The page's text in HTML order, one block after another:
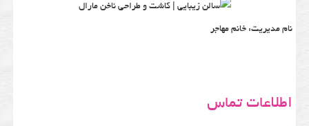
نام مدیریت: خانم مهاجر
اطلاعات تماس